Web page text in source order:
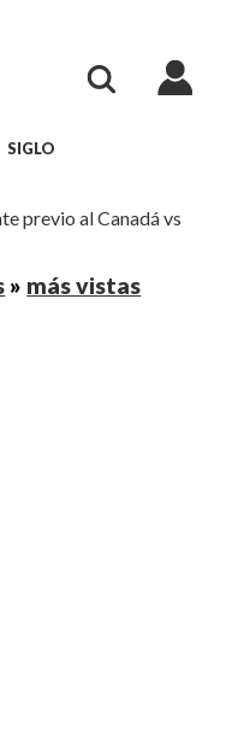
SIGLO
previo al Canadá vs
» más vistas